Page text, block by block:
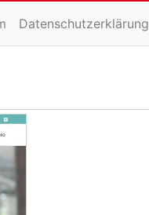
Datenschutzerklärung